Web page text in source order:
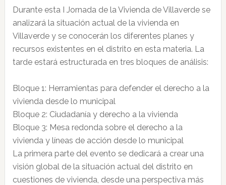
Durante esta I Jornada de la Vivienda de Villaverde se
analizará la situación actual de la vivienda en
Villaverde y se conocerán los diferentes planes y
recursos existentes en el distrito en esta materia. La
tarde estará estructurada en tres bloques de análisis:
Bloque 1: Herramientas para defender el derecho a la
vivienda desde lo municipal
Bloque 2: Ciudadanía y derecho a la vivienda
Bloque 3: Mesa redonda sobre el derecho a la
vivienda y líneas de acción desde lo municipal
La primera parte del evento se dedicará a crear una
visión global de la situación actual del distrito en
cuestiones de vivienda, desde una perspectiva más